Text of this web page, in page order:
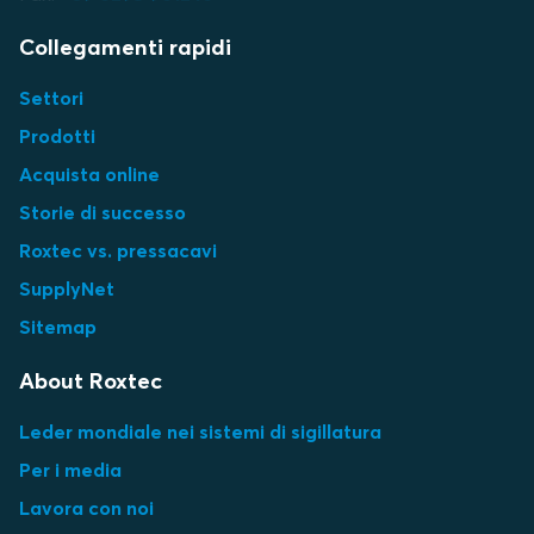
Collegamenti rapidi
Settori
Prodotti
Acquista online
Storie di successo
Roxtec vs. pressacavi
SupplyNet
Sitemap
About Roxtec
Leder mondiale nei sistemi di sigillatura
Per i media
Lavora con noi